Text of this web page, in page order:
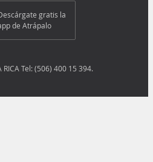
gratis la
de Atrápalo
RICA Tel: (506) 400 15 394.